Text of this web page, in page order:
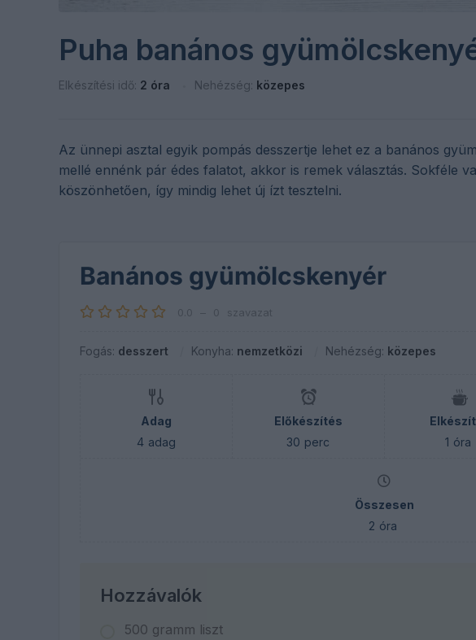
Puha banános
Elkészítési idő: 2 óra Nehézség: közepes
Az ünnepi asztal egyik pompás desszertje lehet ez a banános
mellé ennénk pár édes falatot, akkor is remek választás. Sokféle
köszönhetően, így mindig lehet új ízt tesztelni.
Banános gyümölcskenyér
0.0 – 0 szavazat
Fogás: desszert Konyha: nemzetközi Nehézség: közepes
Adag
4 adag
Előkészítés
30 perc
1 óra
Összesen
2 óra
Hozzávalók
500 gramm liszt